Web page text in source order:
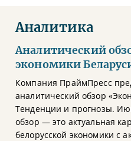
Аналитика
Аналитический
экономики
Компания ПраймПресс
аналитический обзор
Тенденции и прогнозы.
обзор — это актуальная
белорусской экономики с